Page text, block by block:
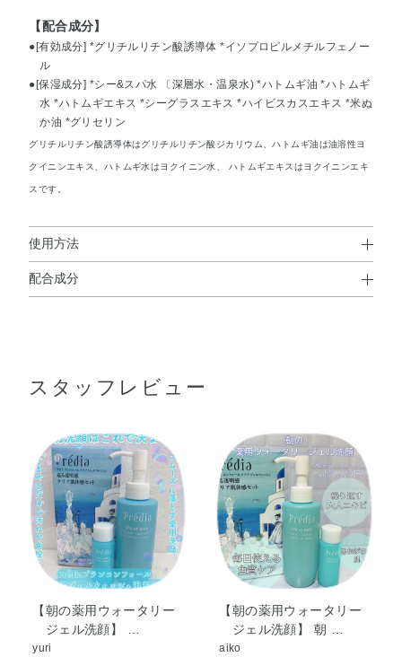
【配合成分】
●[有効成分] *グリチルリチン酸誘導体 *イソプロピルメチルフェノー
ル
●[保湿成分] *シー&スパ水 〔深層水・温泉水) *ハトムギ油 *ハトムギ
水 *ハトムギエキス *シーグラスエキス *ハイビスカスエキス *米ぬ
か油 *グリセリン
グリチルリチン酸誘導体はグリチルリチン酸ジカリウム、ハトムギ油は油溶性ヨ
クイニンエキス、ハトムギ水はヨクイニン水、 ハトムギエキスはヨクイニンエキ
スです。
使用方法
使用方法
ます。
配合成分
エタノールアミン、エタノール、2－エチルヘキサン酸セ
ヨクイニンエキス、ヨクイニン水、リン酸L－アスコルビ
ルマグネシウム、海水、美作温泉水、油溶性ヨクイニンエ
キス、N－ヤシ油脂肪酸アシルグリシンカリウム液、アク
リル酸・メタクリル酸アルキル共重合体、エデト酸二ナト
リウム、コメヌカ油、ヒドロキシプロピルメチルセルロー
ス、ポリオキシエチレン硬化ヒマシ油、無水エタノール、
フェノキシエタノール、香料、カラメル
※；有効成分 無印；その他の成分
スタッフレビュー
【朝の薬用ウォータリー
ジェル洗顔】 …
yuri
【朝の薬用ウォータリー
ジェル洗顔】 朝 …
aiko